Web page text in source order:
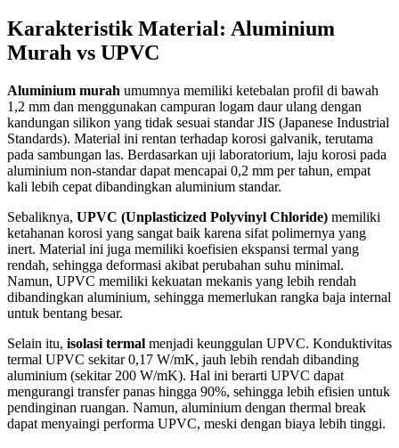
Karakteristik Material: Aluminium
Murah vs UPVC
Aluminium murah umumnya memiliki ketebalan profil di bawah
1,2 mm dan menggunakan campuran logam daur ulang dengan
kandungan silikon yang tidak sesuai standar JIS (Japanese Industrial
Standards). Material ini rentan terhadap korosi galvanik, terutama
pada sambungan las. Berdasarkan uji laboratorium, laju korosi pada
aluminium non-standar dapat mencapai 0,2 mm per tahun, empat
kali lebih cepat dibandingkan aluminium standar.
Sebaliknya, UPVC (Unplasticized Polyvinyl Chloride) memiliki
ketahanan korosi yang sangat baik karena sifat polimernya yang
inert. Material ini juga memiliki koefisien ekspansi termal yang
rendah, sehingga deformasi akibat perubahan suhu minimal.
Namun, UPVC memiliki kekuatan mekanis yang lebih rendah
dibandingkan aluminium, sehingga memerlukan rangka baja internal
untuk bentang besar.
Selain itu, isolasi termal menjadi keunggulan UPVC. Konduktivitas
termal UPVC sekitar 0,17 W/mK, jauh lebih rendah dibanding
aluminium (sekitar 200 W/mK). Hal ini berarti UPVC dapat
mengurangi transfer panas hingga 90%, sehingga lebih efisien untuk
pendinginan ruangan. Namun, aluminium dengan thermal break
dapat menyaingi performa UPVC, meski dengan biaya lebih tinggi.